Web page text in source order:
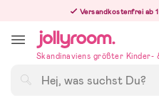
innehållet
Versandkostenfrei ab
Bestelle jetzt – wir
Skandinaviens größter Kinder-